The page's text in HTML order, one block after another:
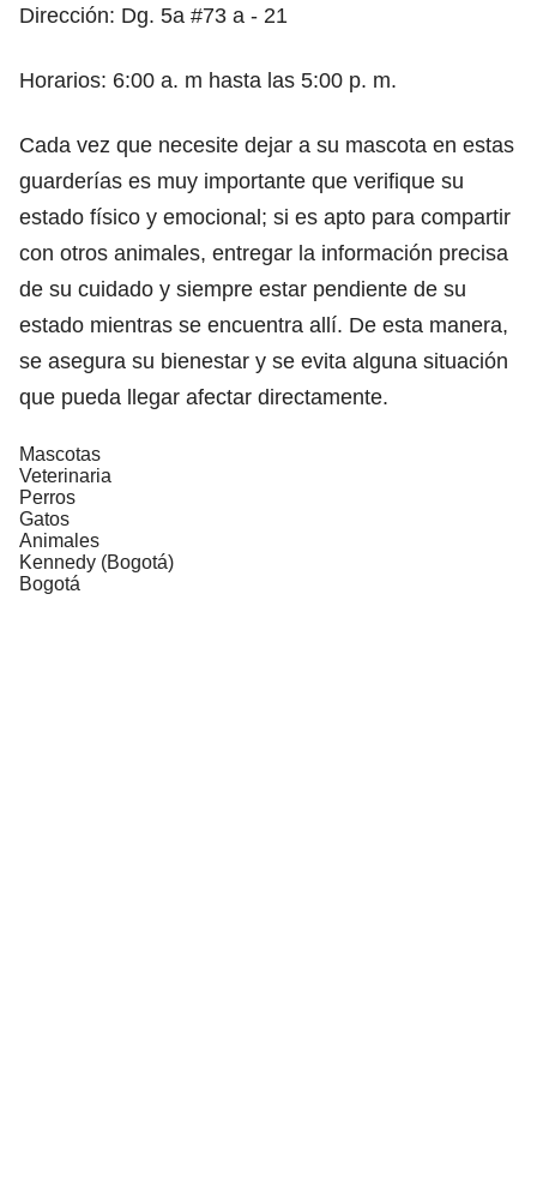
Dirección: Dg. 5a #73 a - 21
Horarios: 6:00 a. m hasta las 5:00 p. m.
Cada vez que necesite dejar a su mascota en estas
guarderías es muy importante que verifique su
estado físico y emocional; si es apto para compartir
con otros animales, entregar la información precisa
de su cuidado y siempre estar pendiente de su
estado mientras se encuentra allí. De esta manera,
se asegura su bienestar y se evita alguna situación
que pueda llegar afectar directamente.
Mascotas
Veterinaria
Perros
Gatos
Animales
Kennedy (Bogotá)
Bogotá